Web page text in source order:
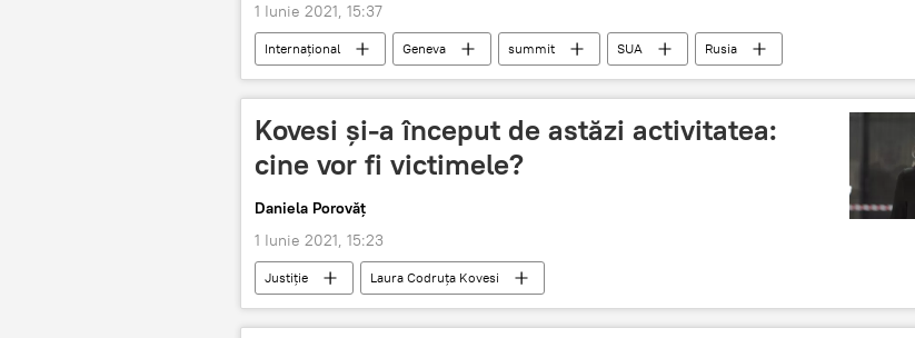
1 Iunie 2021, 15:37
Internaţional Geneva summit SUA Rusia
Kovesi și-a început de astăzi activitatea:
cine vor fi victimele?
Daniela Porovăț
1 Iunie 2021, 15:23
Justiție Laura Codruța Kovesi